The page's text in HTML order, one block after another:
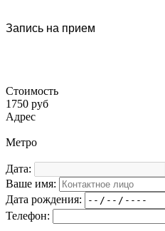
Запись на прием
Стоимость
1750 руб
Адрес
Метро
Дата:
Ваше имя:
Дата рождения:
Телефон: